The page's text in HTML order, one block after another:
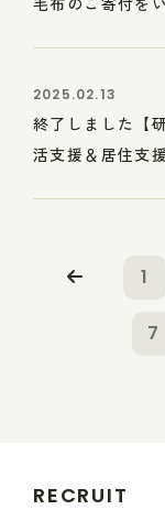
2025.02.13
終了しました【
活支援＆居住支
1
7
RECRUIT